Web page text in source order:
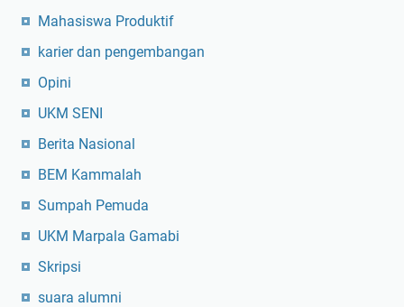
Mahasiswa Produktif
karier dan pengembangan
Opini
UKM SENI
Berita Nasional
BEM Kammalah
Sumpah Pemuda
UKM Marpala Gamabi
Skripsi
suara alumni